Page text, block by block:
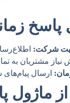
شرکت:
نیاز مشتریان به
ارسال
ماژول